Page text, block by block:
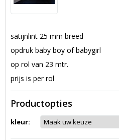
satijnlint 25 mm breed
opdruk baby boy of babygirl
op rol van 23 mtr.
prijs is per rol
Productopties
kleur: